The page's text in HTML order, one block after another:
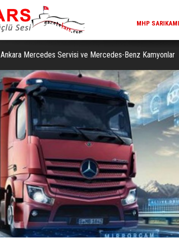
REKREATIF GEZI
Ankara Mercedes Servisi ve Mercedes-Benz Kamyonlar